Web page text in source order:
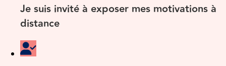
Je suis invité à exposer mes motivations à
distance